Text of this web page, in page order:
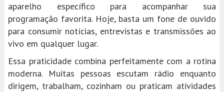
aparelho específico para acompanhar sua
programação favorita. Hoje, basta um fone de ouvido
para consumir notícias, entrevistas e transmissões ao
vivo em qualquer lugar.
Essa praticidade combina perfeitamente com a rotina
moderna. Muitas pessoas escutam rádio enquanto
dirigem, trabalham, cozinham ou praticam atividades